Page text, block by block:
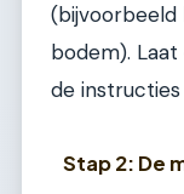
(bijvoorbeeld
bodem).
de
Stap 2: De